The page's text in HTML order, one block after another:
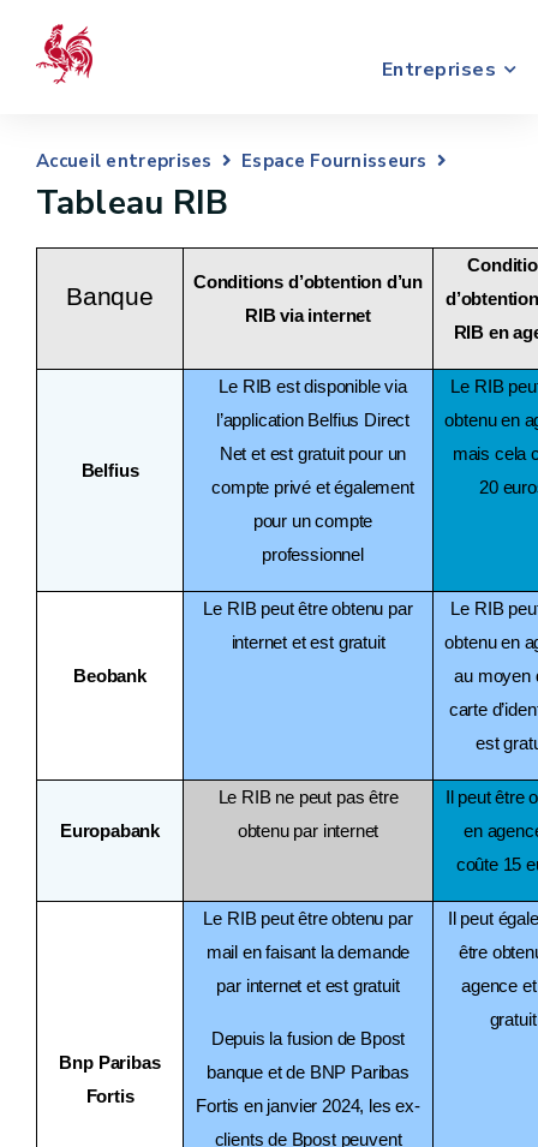
Entreprises
Accueil entreprises Espace Fournisseurs
Tableau RIB
Banque
Conditions d’obtention d’un
RIB via internet
RIB en
Belfius
Le RIB est disponible via
l’application Belfius Direct
Net et est gratuit pour un
compte privé et également
pour un compte
professionnel
Le RIB
obtenu en
mais cela
20
Beobank
Le RIB peut être obtenu par
internet et est gratuit
Le RIB
obtenu en
au moyen
carte
est
Europabank
Le RIB ne peut pas être
obtenu par internet
Il peut être
en
coûte 15
Bnp Paribas
Fortis
Le RIB peut être obtenu par
mail en faisant la demande
par internet et est gratuit
Depuis la fusion de Bpost
banque et de BNP Paribas
Fortis en janvier 2024, les ex-
clients de Bpost peuvent
Il peut
être
agence
gratuit